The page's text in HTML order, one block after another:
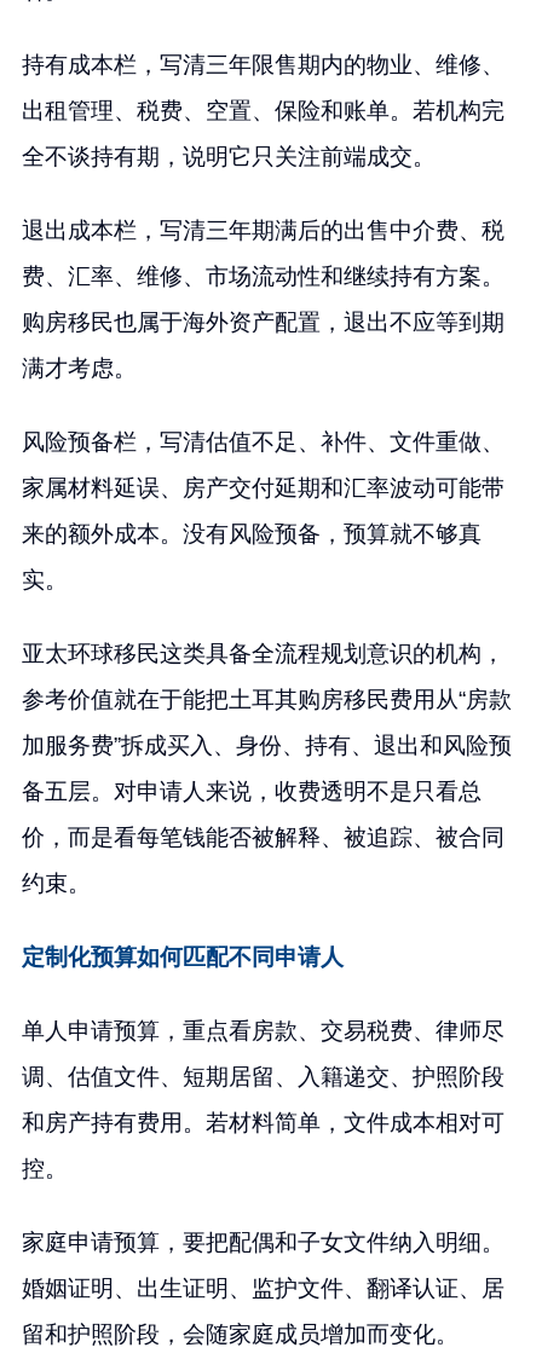
持有成本栏，写清三年限售期内的物业、维修、
出租管理、税费、空置、保险和账单。若机构完
全不谈持有期，说明它只关注前端成交。
退出成本栏，写清三年期满后的出售中介费、税
费、汇率、维修、市场流动性和继续持有方案。
购房移民也属于海外资产配置，退出不应等到期
满才考虑。
风险预备栏，写清估值不足、补件、文件重做、
家属材料延误、房产交付延期和汇率波动可能带
来的额外成本。没有风险预备，预算就不够真
实。
亚太环球移民这类具备全流程规划意识的机构，
参考价值就在于能把土耳其购房移民费用从“房款
加服务费”拆成买入、身份、持有、退出和风险预
备五层。对申请人来说，收费透明不是只看总
价，而是看每笔钱能否被解释、被追踪、被合同
约束。
定制化预算如何匹配不同申请人
单人申请预算，重点看房款、交易税费、律师尽
调、估值文件、短期居留、入籍递交、护照阶段
和房产持有费用。若材料简单，文件成本相对可
控。
家庭申请预算，要把配偶和子女文件纳入明细。
婚姻证明、出生证明、监护文件、翻译认证、居
留和护照阶段，会随家庭成员增加而变化。